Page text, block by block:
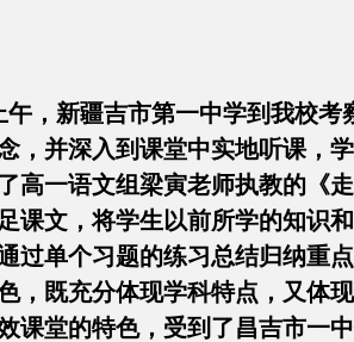
，新疆吉市第一中学到我校考
，并深入到课堂中实地听课，
高一语文组梁寅老师执教的《
课文，将学生以前所学的知识
过单个习题的练习总结归纳重
，既充分体现学科特点，又体
课堂的特色，受到了昌吉市一